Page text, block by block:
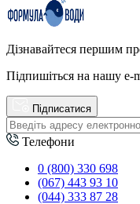
Дізнавайтеся першим
Підпишіться на нашу e-
Підписатися
Телефони
0 (800) 330 698
(067) 443 93 10
(044) 333 87 28